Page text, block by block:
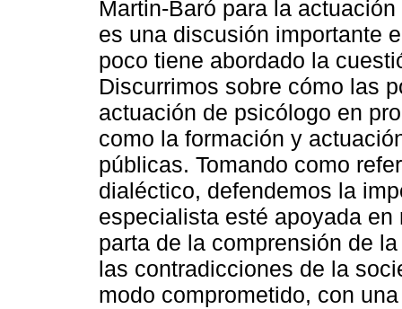
Martin-Baró para la
es una discusión importante
poco tiene abordado la
Discurrimos sobre cómo las
actuación de psicólogo en
como la formación y
públicas. Tomando como
dialéctico, defendemos la
especialista esté apoyada
parta de la comprensión de
las contradicciones de la
modo comprometido, con